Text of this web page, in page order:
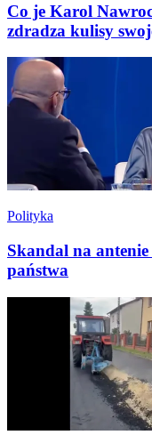
Co je Karol
zdradza kulisy
Polityka
Skandal na
państwa